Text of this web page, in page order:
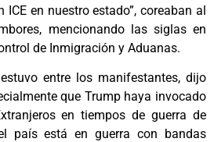
ICE en nuestro estado”, coreaban al
mencionando las siglas en
de Inmigración y Aduanas.
entre los manifestantes, dijo
que Trump haya invocado
en tiempos de guerra de
país está en guerra con bandas